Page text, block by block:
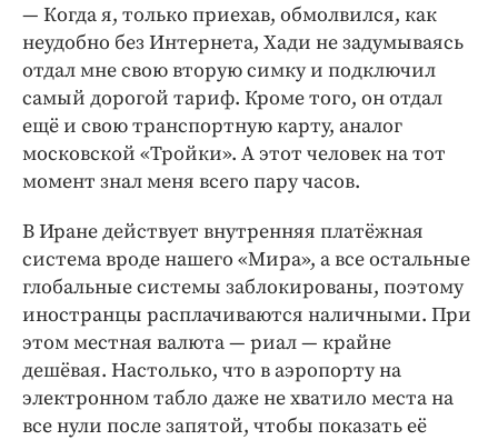
— Когда я, только приехав, обмолвился, как
неудобно без Интернета, Хади не задумываясь
отдал мне свою вторую симку и подключил
самый дорогой тариф. Кроме того, он отдал
ещё и свою транспортную карту, аналог
московской «Тройки». А этот человек на тот
момент знал меня всего пару часов.
В Иране действует внутренняя платёжная
система вроде нашего «Мира», а все остальные
глобальные системы заблокированы, поэтому
иностранцы расплачиваются наличными. При
этом местная валюта — риал — крайне
дешёвая. Настолько, что в аэропорту на
электронном табло даже не хватило места на
все нули после запятой, чтобы показать её